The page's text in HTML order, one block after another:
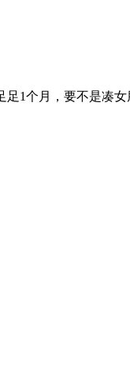
1个月，要不是凑